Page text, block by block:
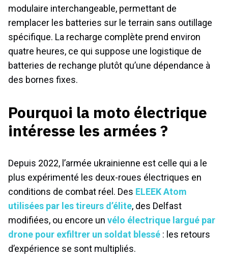
modulaire interchangeable, permettant de
remplacer les batteries sur le terrain sans outillage
spécifique. La recharge complète prend environ
quatre heures, ce qui suppose une logistique de
batteries de rechange plutôt qu’une dépendance à
des bornes fixes.
Pourquoi la moto électrique
intéresse les armées ?
Depuis 2022, l’armée ukrainienne est celle qui a le
plus expérimenté les deux-roues électriques en
conditions de combat réel. Des ELEEK Atom
utilisées par les tireurs d’élite, des Delfast
modifiées, ou encore un vélo électrique largué par
drone pour exfiltrer un soldat blessé : les retours
d’expérience se sont multipliés.